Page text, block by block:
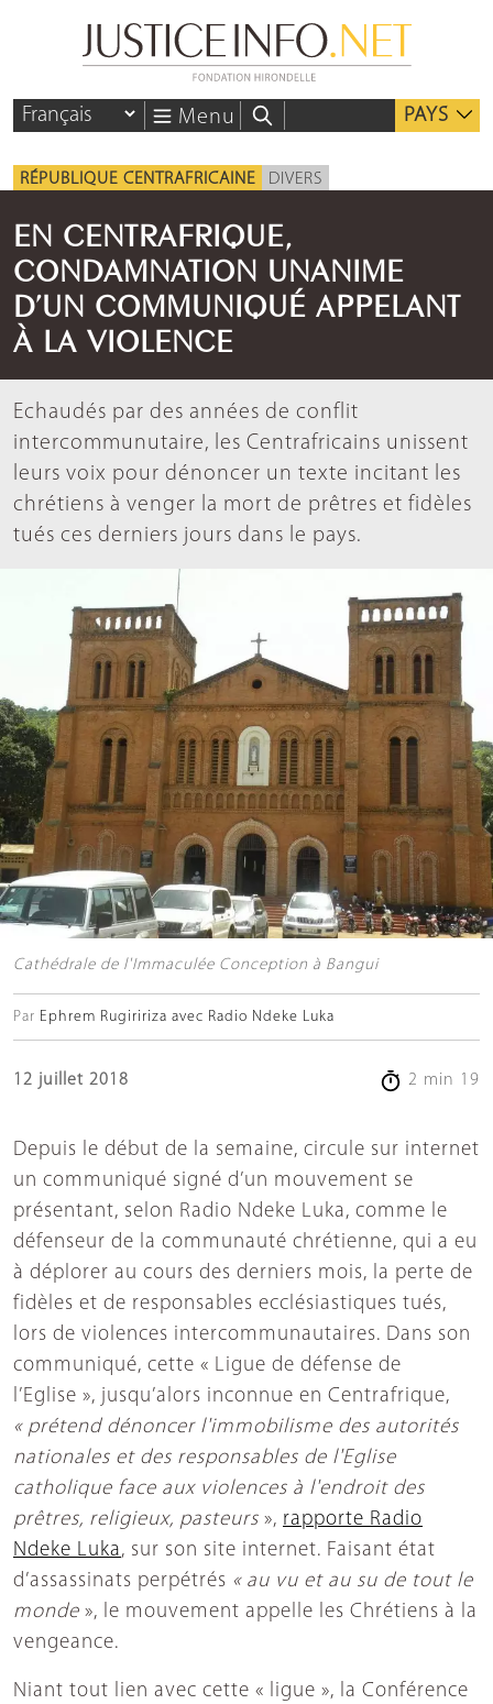
Menu PAYS
RÉPUBLIQUE CENTRAFRICAINE DIVERS
EN CENTRAFRIQUE,
CONDAMNATION UNANIME
D’UN COMMUNIQUÉ APPELANT
À LA VIOLENCE
Echaudés par des années de conflit
intercommunutaire, les Centrafricains unissent
leurs voix pour dénoncer un texte incitant les
chrétiens à venger la mort de prêtres et fidèles
tués ces derniers jours dans le pays.
Cathédrale de l'Immaculée Conception à Bangui
Par Ephrem Rugiririza avec Radio Ndeke Luka
12 juillet 2018 2 min 19
Depuis le début de la semaine, circule sur internet
un communiqué signé d’un mouvement se
présentant, selon Radio Ndeke Luka, comme le
défenseur de la communauté chrétienne, qui a eu
à déplorer au cours des derniers mois, la perte de
fidèles et de responsables ecclésiastiques tués,
lors de violences intercommunautaires. Dans son
communiqué, cette « Ligue de défense de
l’Eglise », jusqu’alors inconnue en Centrafrique,
« prétend dénoncer l'immobilisme des autorités
nationales et des responsables de l'Eglise
catholique face aux violences à l'endroit des
prêtres, religieux, pasteurs », rapporte Radio
Ndeke Luka, sur son site internet. Faisant état
d’assassinats perpétrés « au vu et au su de tout le
monde », le mouvement appelle les Chrétiens à la
vengeance.
Niant tout lien avec cette « ligue », la Conférence